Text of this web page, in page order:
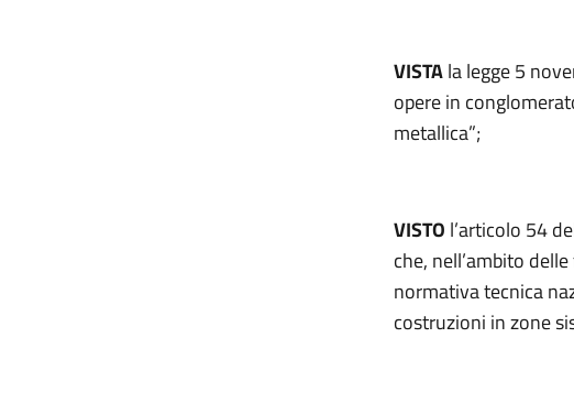
VISTAla legge 5
opere in
metallica”;
VISTO l’articolo 54
che, nell’ambito
normativa tecnica
costruzioni in zone